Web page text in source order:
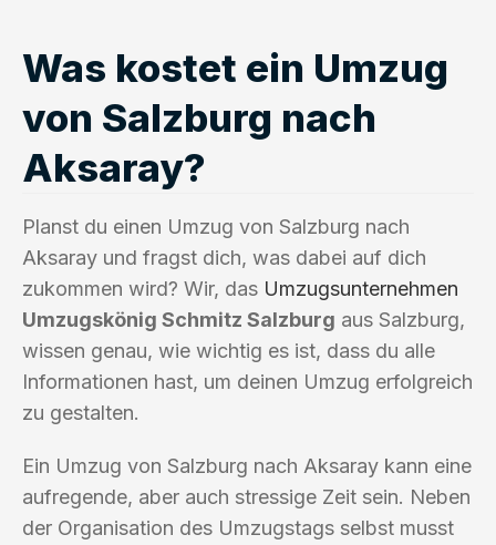
Was kostet ein Umzug
von Salzburg nach
Aksaray?
Planst du einen Umzug von Salzburg nach
Aksaray und fragst dich, was dabei auf dich
zukommen wird? Wir, das Umzugsunternehmen
Umzugskönig Schmitz Salzburg aus Salzburg,
wissen genau, wie wichtig es ist, dass du alle
Informationen hast, um deinen Umzug erfolgreich
zu gestalten.
Ein Umzug von Salzburg nach Aksaray kann eine
aufregende, aber auch stressige Zeit sein. Neben
der Organisation des Umzugstags selbst musst